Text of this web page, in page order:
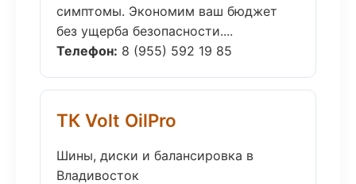
симптомы. Экономим ваш бюджет
без ущерба безопасности....
Телефон: 8 (955) 592 19 85
ТК Volt OilPro
Шины, диски и балансировка в
Владивосток